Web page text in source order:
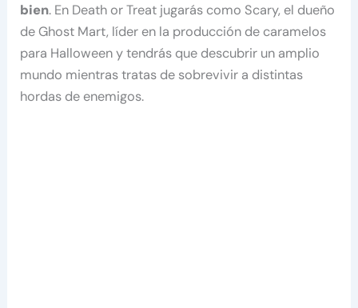
bien. En Death or Treat jugarás como Scary, el dueño
de Ghost Mart, líder en la producción de caramelos
para Halloween y tendrás que descubrir un amplio
mundo mientras tratas de sobrevivir a distintas
hordas de enemigos.